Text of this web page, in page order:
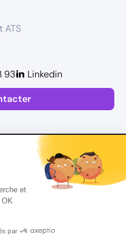
et
OK
par
ATS
93 Linkedin
site
d’Utilisation